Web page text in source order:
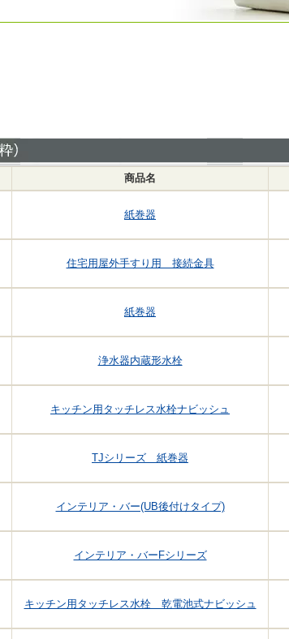
商品名
紙巻器
住宅用屋外手すり用 接続金具
紙巻器
浄水器内蔵形水栓
キッチン用タッチレス水栓ナビッシュ
TJシリーズ 紙巻器
インテリア・バー(UB後付けタイプ)
インテリア・バーFシリーズ
キッチン用タッチレス水栓 乾電池式ナビッシュ